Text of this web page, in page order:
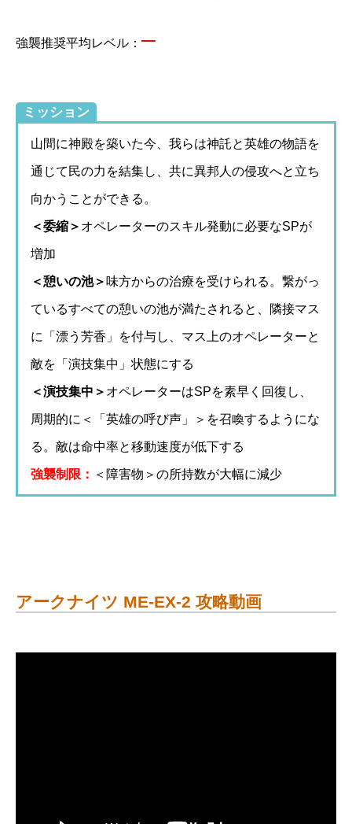
強襲推奨平均レベル： –
ミッション
山間に神殿を築いた今、我らは神託と英雄の物語を
通じて民の力を結集し、共に異邦人の侵攻へと立ち
向かうことができる。
＜委縮＞ オペレーターのスキル発動に必要なSPが
増加
＜憩いの池＞ 味方からの治療を受けられる。繋がっ
ているすべての憩いの池が満たされると、隣接マス
に「漂う芳香」を付与し、マス上のオペレーターと
敵を「演技集中」状態にする
＜演技集中＞ オペレーターはSPを素早く回復し、
周期的に＜「英雄の呼び声」＞を召喚するようにな
る。敵は命中率と移動速度が低下する
強襲制限： ＜障害物＞の所持数が大幅に減少
アークナイツ ME-EX-2 攻略動画